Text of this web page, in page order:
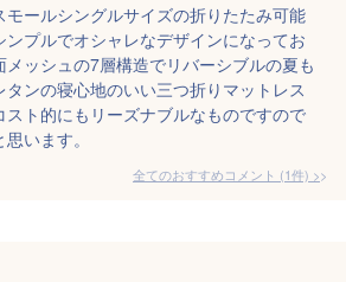
ールシングルサイズの折りたたみ可能
プルでオシャレなデザインになってお
メッシュの7層構造でリバーシブルの夏も
ンの寝心地のいい三つ折りマットレス
スト的にもリーズナブルなものですので
います。
全てのおすすめコメント (1件) >